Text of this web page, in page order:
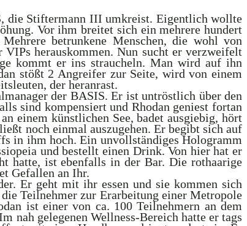
die Stiftermann III umkreist. Eigentlich wollte
Vor ihm breitet sich ein mehrere hundert
betrunkene Menschen, die wohl von
herauskommen. Nun sucht er verzweifelt
kommt er ins straucheln. Man wird auf ihn
stößt 2 Angreifer zur Seite, wird von einem
der heranrast.
der BASIS. Er ist untröstlich über den
sind kompensiert und Rhodan geniest fortan
einem künstlichen See, badet ausgiebig, hört
noch einmal auszugehen. Er begibt sich auf
in ihm hoch. Ein unvollständiges Hologramm
und bestellt einen Drink. Von hier hat er
hatte, ist ebenfalls in der Bar. Die rothaarige
Gefallen an Ihr.
Er geht mit ihr essen und sie kommen sich
Teilnehmer zur Erarbeitung einer Metropole
ist einer von ca. 100 Teilnehmern an dem
nah gelegenen Wellness-Bereich hatte er tags